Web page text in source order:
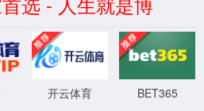
赛事网站(中国